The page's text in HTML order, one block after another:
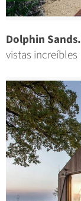
Dolphin Sands.
vistas increíbles